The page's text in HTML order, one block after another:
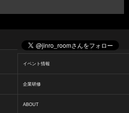
イベント情報
企業研修
ABOUT